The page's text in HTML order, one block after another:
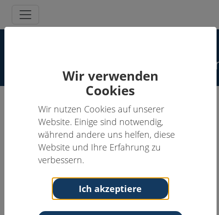
Wir verwenden
Cookies
Wir nutzen Cookies auf unserer
Website. Einige sind notwendig,
während andere uns helfen, diese
Website und Ihre Erfahrung zu
verbessern.
Ich akzeptiere
Ingo Heidrich, Dipl.-Psych.
Supervisor:in, Schmerzpsychotherapeut:in
Anschrift
22559 Hamburg
Kontakt
ingohack@gmx.de